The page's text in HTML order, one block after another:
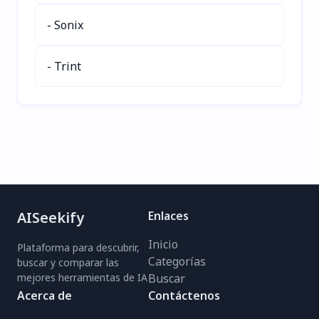
- Sonix
- Trint
AISeekify
Plataforma para descubrir,
buscar y comparar las
mejores herramientas de IA
Enlaces
Inicio
Categorías
Buscar
Acerca de
Contáctenos